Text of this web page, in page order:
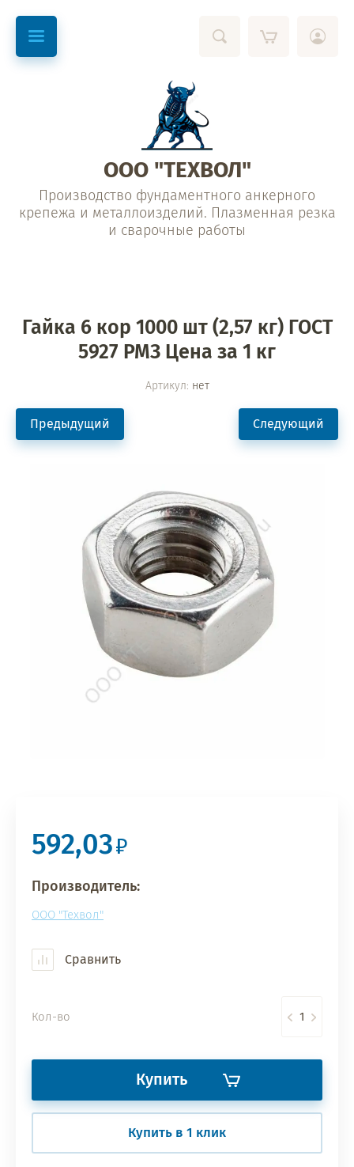
ООО "ТЕХВОЛ"
Производство фундаментного анкерного
крепежа и металлоизделий. Плазменная резка
и сварочные работы
Гайка 6 кор 1000 шт (2,57 кг) ГОСТ
5927 РМЗ Цена за 1 кг
Артикул: нет
Предыдущий Следующий
592,03
Производитель:
ООО "Техвол"
Сравнить
Кол-во
Купить
Купить в 1 клик